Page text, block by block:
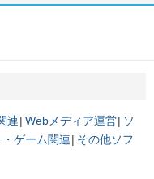
連 Webメディア運営
ソ
ゲーム関連
その他ソフ